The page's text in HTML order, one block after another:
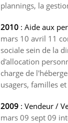
plannings, la
2010 : Aide aux
mars 10 avril 11
sociale sein de la
d'allocation
charge de
usagers, familles
2009 : Vendeur /
mars 09 sept 09